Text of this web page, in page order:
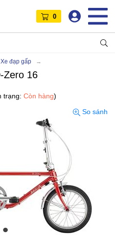
0
Xe đạp gấp
Zero 16
trạng: Còn hàng)
So sánh